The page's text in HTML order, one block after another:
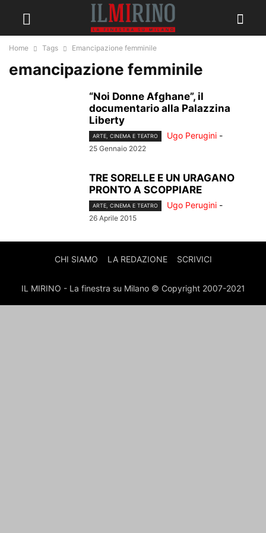
Home Tags Emancipazione femminile
emancipazione femminile
“Noi Donne Afghane”, il
documentario alla Palazzina
Liberty
ARTE, CINEMA E TEATRO Ugo Perugini -
25 Gennaio 2022
TRE SORELLE E UN URAGANO
PRONTO A SCOPPIARE
ARTE, CINEMA E TEATRO Ugo Perugini -
26 Aprile 2015
CHI SIAMO LA REDAZIONE SCRIVICI
IL MIRINO - La finestra su Milano © Copyright 2007-2021